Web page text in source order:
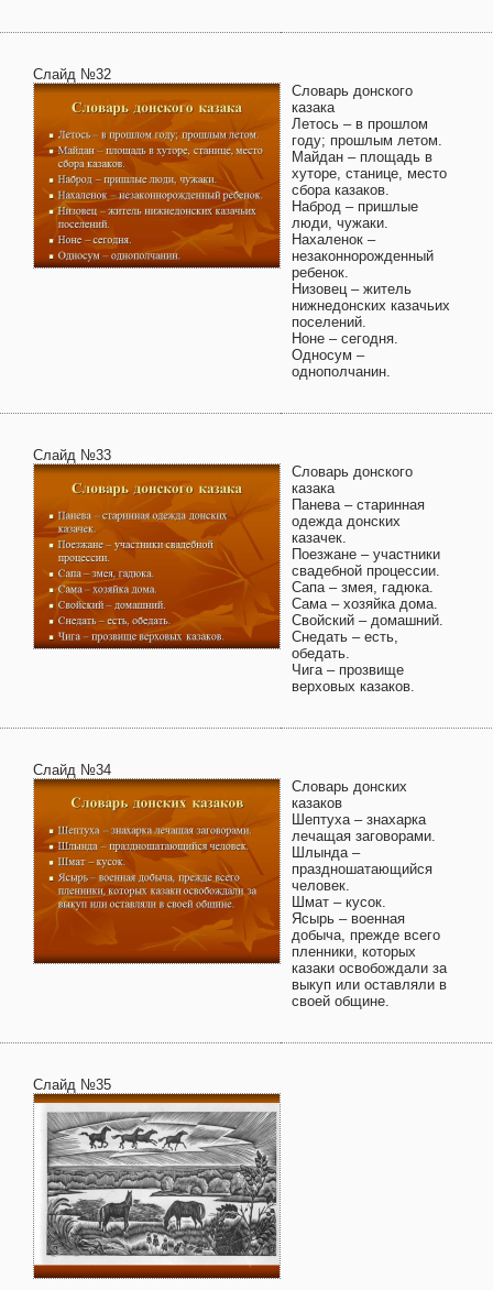
Слайд №32
Словарь донского
казака
Летось – в прошлом
году; прошлым летом.
Майдан – площадь в
хуторе, станице, место
сбора казаков.
Наброд – пришлые
люди, чужаки.
Нахаленок –
незаконнорожденный
ребенок.
Низовец – житель
нижнедонских казачьих
поселений.
Ноне – сегодня.
Односум –
однополчанин.
Слайд №33
Словарь донского
казака
Панева – старинная
одежда донских
казачек.
Поезжане – участники
свадебной процессии.
Сапа – змея, гадюка.
Сама – хозяйка дома.
Свойский – домашний.
Снедать – есть,
обедать.
Чига – прозвище
верховых казаков.
Слайд №34
Словарь донских
казаков
Шептуха – знахарка
лечащая заговорами.
Шлында –
праздношатающийся
человек.
Шмат – кусок.
Ясырь – военная
добыча, прежде всего
пленники, которых
казаки освобождали за
выкуп или оставляли в
своей общине.
Слайд №35